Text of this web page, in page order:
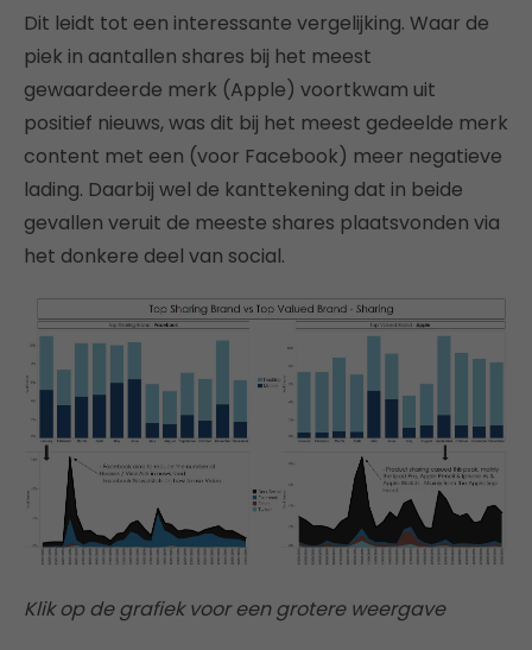
Dit leidt tot een interessante vergelijking. Waar de
piek in aantallen shares bij het meest
gewaardeerde merk (Apple) voortkwam uit
positief nieuws, was dit bij het meest gedeelde merk
content met een (voor Facebook) meer negatieve
lading. Daarbij wel de kanttekening dat in beide
gevallen veruit de meeste shares plaatsvonden via
het donkere deel van social.
Klik op de grafiek voor een grotere weergave